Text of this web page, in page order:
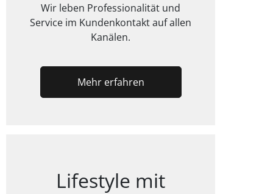
Wir leben Professionalität und
Service im Kundenkontakt auf allen
Kanälen.
Mehr erfahren
Lifestyle mit